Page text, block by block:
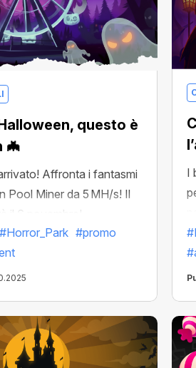
questo è
🦇
Affronta i fantasmi
Pool Miner da 5 MH/s! Il
il 6 novembre!
#Horror_Park #promo
I